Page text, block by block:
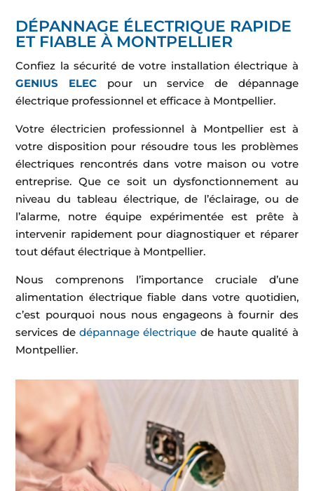
DÉPANNAGE ÉLECTRIQUE RAPIDE
ET FIABLE À MONTPELLIER
Confiez la sécurité de votre installation électrique à
GENIUS ELEC pour un service de dépannage
électrique professionnel et efficace à Montpellier.
Votre électricien professionnel à Montpellier est à
votre disposition pour résoudre tous les problèmes
électriques rencontrés dans votre maison ou votre
entreprise. Que ce soit un dysfonctionnement au
niveau du tableau électrique, de l’éclairage, ou de
l’alarme, notre équipe expérimentée est prête à
intervenir rapidement pour diagnostiquer et réparer
tout défaut électrique à Montpellier.
Nous comprenons l’importance cruciale d’une
alimentation électrique fiable dans votre quotidien,
c’est pourquoi nous nous engageons à fournir des
services dedépannage électrique de haute qualité à
Montpellier.